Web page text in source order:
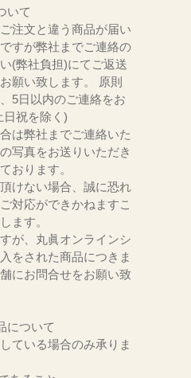
いて
注文と違う商品が届い
すが弊社までご連絡の
(弊社負担)にてご返送
願い致します。 原則
5日以内のご連絡をお
日祝を除く)
は弊社までご連絡いた
写真をお送りいただき
おります。
けない場合、誠に恐れ
対応ができかねますこ
ます。
が、丸眞オンラインシ
をされた商品につきま
にお問合せをお願い致
について
ている場合のみ承りま